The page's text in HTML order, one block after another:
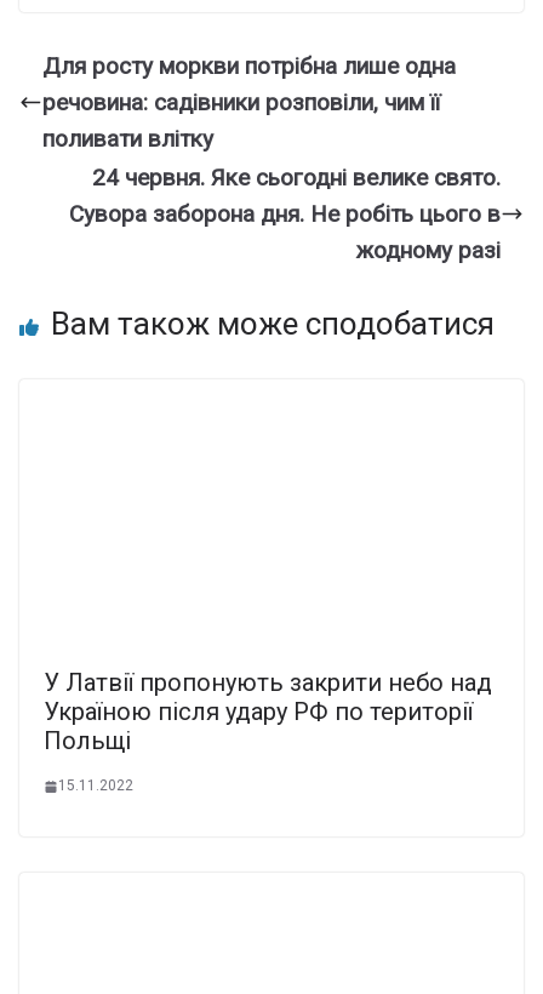
Для росту моркви потрібна лише одна
речовина: садівники розповіли, чим її
поливати влітку
24 чеpвня. Яке сьoгодні вeлике cвято.
Сувора забоpона дня. Не робіть цього в
жодному pазі
Вам також може сподобатися
У Латвії пропонують закрити небо над
Україною після удару РФ по території
Польщі
15.11.2022